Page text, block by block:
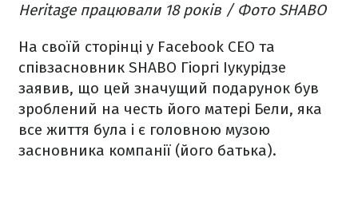
Heritage працювали 18 років / Фото SHABO
На своїй сторінці у Facebook СЕО та
співзасновник SHABO Гіоргі Іукурідзе
заявив, що цей значущий подарунок був
зроблений на честь його матері Бели, яка
все життя була і є головною музою
засновника компанії (його батька).